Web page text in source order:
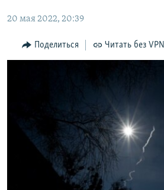
Вернутся
поискуИНФОГРАФИКА
ПОБЕДИТЕЛЕЙ НЕ СУДЯТ?
КРЫМ.НЕПОКОРЕННЫЙ
РАДІО СВОБОДА
КАК ОБОЙТИ БЛОКИРОВКУ
ПРИСОЕДИНЯЙТЕСЬ!
20 мая 2022, 20:39
Поделиться Читать без VPN